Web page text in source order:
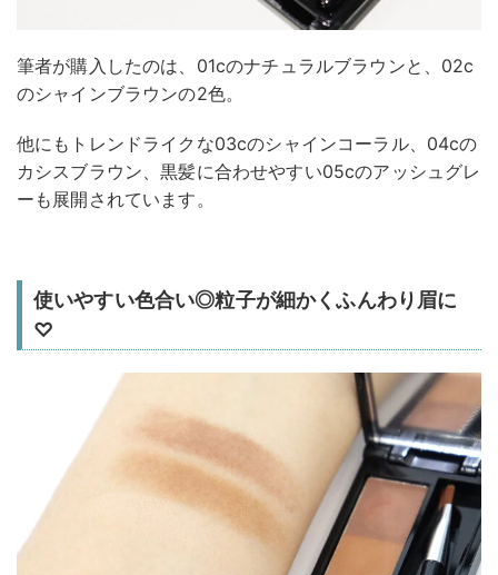
筆者が購入したのは、01cのナチュラルブラウンと、02c
のシャインブラウンの2色。
他にもトレンドライクな03cのシャインコーラル、04cの
カシスブラウン、黒髪に合わせやすい05cのアッシュグレ
ーも展開されています。
使いやすい色合い◎粒子が細かくふんわり眉に
♡